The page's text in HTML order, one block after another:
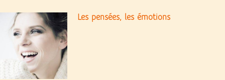
Les pensées, les émotions